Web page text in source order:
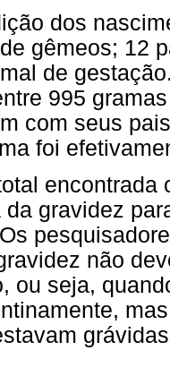
dos
gêmeos; 12
de
995
com seus
foi
encontrada
gravidez
não
ou seja,